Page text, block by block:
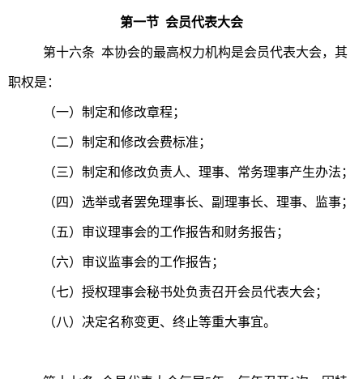
第一节 会员代表大会
第十六条 本协会的最高权力机构是会员代表大会，其
职权是：
（一）制定和修改章程；
（二）制定和修改会费标准；
（三）制定和修改负责人、理事、常务理事产生办法；
（四）选举或者罢免理事长、副理事长、理事、监事；
（五）审议理事会的工作报告和财务报告；
（六）审议监事会的工作报告；
（七）授权理事会秘书处负责召开会员代表大会；
（八）决定名称变更、终止等重大事宜。